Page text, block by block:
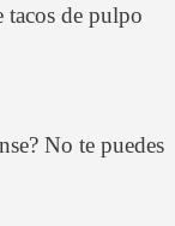
tacos de pulpo
No te puedes